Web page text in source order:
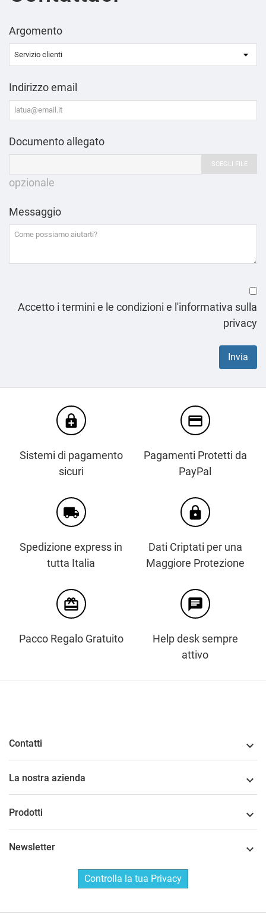
Argomento
Indirizzo email
Documento allegato
SCEGLI FILE
opzionale
Messaggio
Accetto i termini e le condizioni e l'informativa sulla
privacy
enhanced_encryption
Sistemi di pagamento
sicuri
credit_card
Pagamenti Protetti da
PayPal
local_shipping
Spedizione express in
tutta Italia
https
Dati Criptati per una
Maggiore Protezione
card_giftcard
Pacco Regalo Gratuito
chat
Help desk sempre
attivo
Contatti 
La nostra azienda 
Prodotti 
Newsletter 
Controlla la tua Privacy